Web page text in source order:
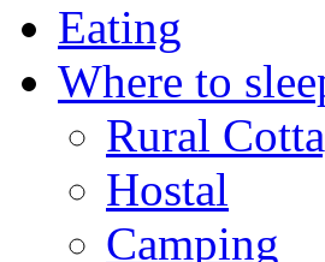
Eating
Where to
Rural
Hostal
Camping